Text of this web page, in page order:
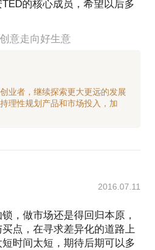
的核心成员，希望以后多
意走向好生意
业者，继续探索更大更远的发展
理性规划产品和市场投入，加
2016.07.11
，做市场还是得回归本原，
点，在寻求差异化的道路上
时间太短，期待后期可以多